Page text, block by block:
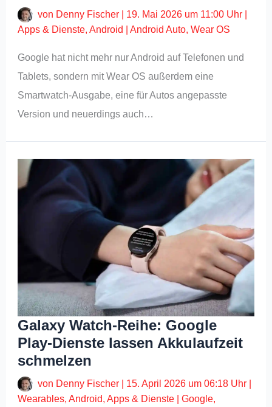
von Denny Fischer 19. Mai 2026 um 11:00 Uhr
Apps & Dienste,Android |Android Auto,Wear OS
Google hat nicht mehr nur Android auf Telefonen und
Tablets, sondern mit Wear OS außerdem eine
Smartwatch-Ausgabe, eine für Autos angepasste
Version und neuerdings auch…
Galaxy Watch-Reihe: Google
Play-Dienste lassen Akkulaufzeit
schmelzen
von Denny Fischer 15. April 2026 um 06:18 Uhr
Wearables,Android,Apps & Dienste |Google,